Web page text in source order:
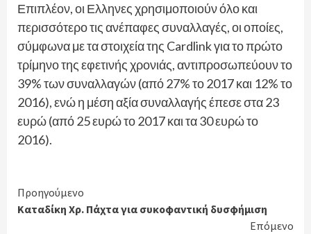
Επιπλέον, οι Ελληνες χρησιμοποιούν όλο και
περισσότερο τις ανέπαφες συναλλαγές, οι οποίες,
σύμφωνα με τα στοιχεία της Cardlink για το πρώτο
τρίμηνο της εφετινής χρονιάς, αντιπροσωπεύουν το
39% των συναλλαγών (από 27% το 2017 και 12% το
2016), ενώ η μέση αξία συναλλαγής έπεσε στα 23
ευρώ (από 25 ευρώ το 2017 και τα 30 ευρώ το
2016).
Continue
Reading
Προηγούμενο
Καταδίκη Χρ. Πάχτα για συκοφαντική δυσφήμιση
Επόμενο